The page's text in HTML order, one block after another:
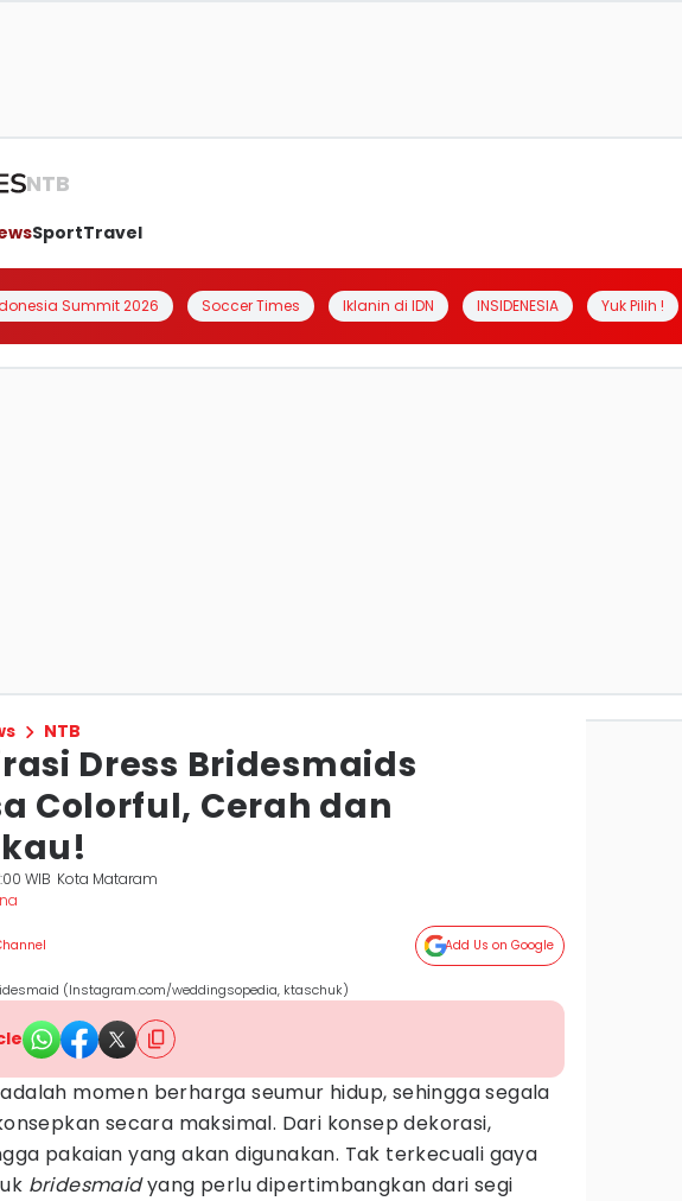
NTB
SportTravel
Summit 2026 Soccer Times Iklanin di IDN INSIDENESIA Yuk Pilih !
NTB
Dress Bridesmaids
Colorful, Cerah dan
WIB Kota Mataram
Add Us on Google
(Instagram.com/weddingsopedia, ktaschuk)
adalah momen berharga seumur hidup, sehingga segala
secara maksimal. Dari konsep dekorasi,
pakaian yang akan digunakan. Tak terkecuali gaya
bridesmaidyang perlu dipertimbangkan dari segi